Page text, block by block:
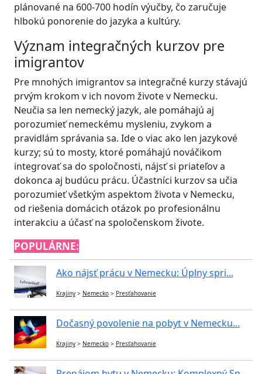
plánované na 600-700 hodín výučby, čo zaručuje
hlbokú ponorenie do jazyka a kultúry.
Význam integračných kurzov pre
imigrantov
Pre mnohých imigrantov sa integračné kurzy stávajú
prvým krokom v ich novom živote v Nemecku.
Neučia sa len nemecký jazyk, ale pomáhajú aj
porozumieť nemeckému mysleniu, zvykom a
pravidlám správania sa. Ide o viac ako len jazykové
kurzy; sú to mosty, ktoré pomáhajú nováčikom
integrovať sa do spoločnosti, nájsť si priateľov a
dokonca aj budúcu prácu. Účastníci kurzov sa učia
porozumieť všetkým aspektom života v Nemecku,
od riešenia domácich otázok po profesionálnu
interakciu a účasť na spoločenskom živote.
POPULÁRNE:
Ako nájsť prácu v Nemecku: Úplny spri...
Krajiny > Nemecko > Presťahovanie
Dočasný povolenie na pobyt v Nemecku...
Krajiny > Nemecko > Presťahovanie